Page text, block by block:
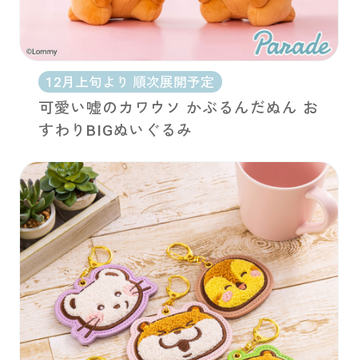
12月上旬より 順次展開予定
可愛い嘘のカワウソ かぶるんだぬん お
すわりBIGぬいぐるみ